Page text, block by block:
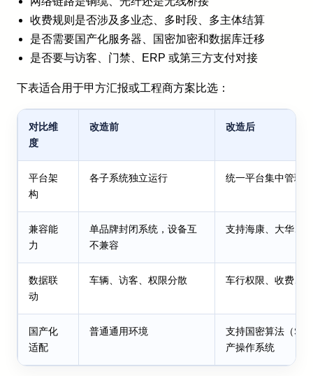
收费规则是否涉及多业态、多时段、多主体结算
是否需要国产化服务器、国密加密和数据库迁移
是否要与访客、门禁、ERP 或第三方支付对接
下表适合用于甲方汇报或工程商方案比选：
对比维
度
改造前 改造后
平台架
构
各子系统独立运行 统一平台集中管理
兼容能
力
单品牌封闭系统，设备互
不兼容
支持海康、大华、
数据联
动
车辆、访客、权限分散 车行权限、收费、
国产化
适配
普通通用环境
支持国密算法（
产操作系统